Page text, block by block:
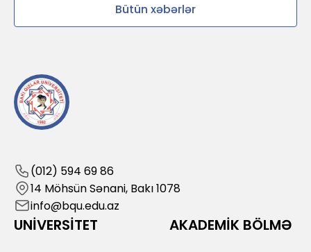
Bütün xəbərlər
(012) 594 69 86
14 Möhsün Sənani, Bakı 1078
info@bqu.edu.az
UNİVERSİTET AKADEMİK BÖLMƏ